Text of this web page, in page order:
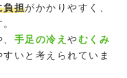
負担がかかりやすく、
手足の冷え やむくみ
いと考えられていま